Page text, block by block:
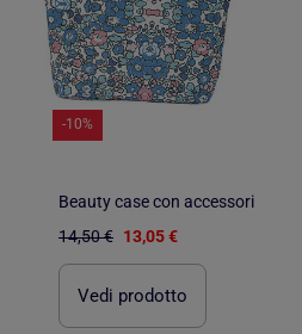
-10%
Beauty case con accessori
14,50 € 13,05 €
Vedi prodotto